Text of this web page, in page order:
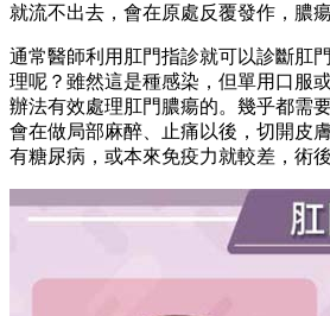
就流不出去，會在原處反覆發作，膿
通常醫師利用肛門指診就可以診斷肛
理呢？雖然這是種感染，但單用口服
辦法有效處理肛門膿瘍的。幾乎都需
會在做局部麻醉、止痛以後，切開皮
有糖尿病，或本來免疫力就較差，術